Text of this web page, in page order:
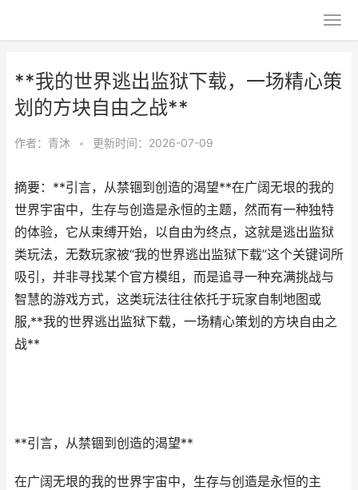
**我的世界逃出监狱下载，一场精心策
划的方块自由之战**
作者： 青沐 • 更新时间：2026-07-09
摘要：**引言，从禁锢到创造的渴望**在广阔无垠的我的
世界宇宙中，生存与创造是永恒的主题，然而有一种独特
的体验，它从束缚开始，以自由为终点，这就是逃出监狱
类玩法，无数玩家被“我的世界逃出监狱下载”这个关键词所
吸引，并非寻找某个官方模组，而是追寻一种充满挑战与
智慧的游戏方式，这类玩法往往依托于玩家自制地图或
服,**我的世界逃出监狱下载，一场精心策划的方块自由之
战**
**引言，从禁锢到创造的渴望**
在广阔无垠的我的世界宇宙中，生存与创造是永恒的主